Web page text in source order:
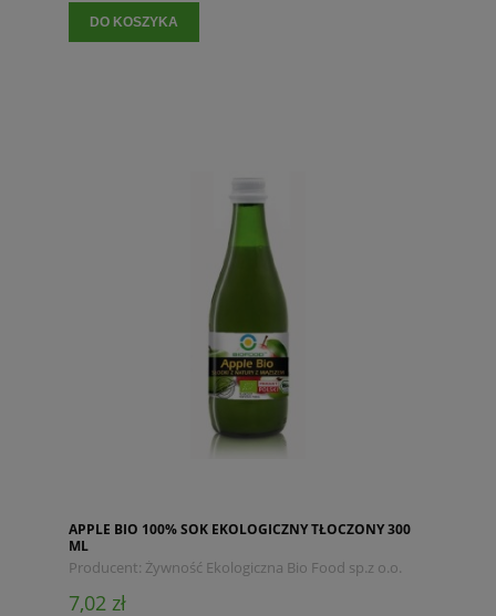
DO KOSZYKA
APPLE BIO 100% SOK EKOLOGICZNY TŁOCZONY 300
ML
Producent: Żywność Ekologiczna Bio Food sp.z o.o.
7,02 zł